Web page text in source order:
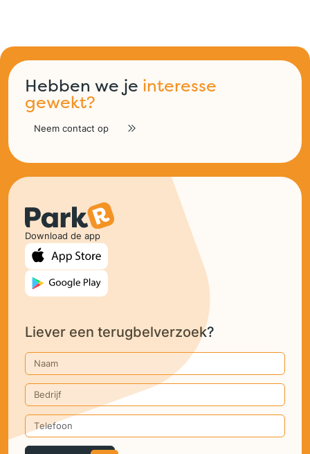
Hebben we je interesse
gewekt?
Neem contact op
Download de app
Liever een terugbelverzoek?
Naam
Bedrijf
Telefoon